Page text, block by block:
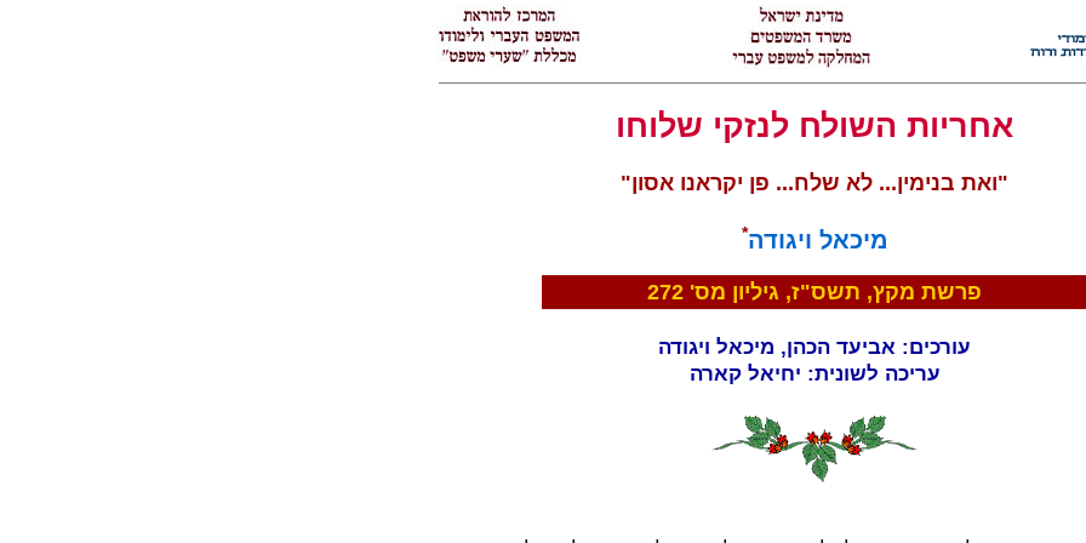
אחריות השולח לנזקי שלוחו
"ואת בנימין... לא שלח... פן יקראנו אסון"
מיכאל ויגודה*
פרשת מקץ, תשס"ז, גיליון מס' 272
עורכים: אביעד הכהן, מיכאל ויגודה
עריכה לשונית: יחיאל קארה